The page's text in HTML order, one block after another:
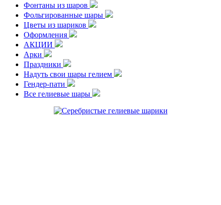
Фонтаны из шаров
Фольгированные шары
Цветы из шариков
Оформления
АКЦИИ
Арки
Праздники
Надуть свои шары гелием
Гендер-пати
Все гелиевые шары